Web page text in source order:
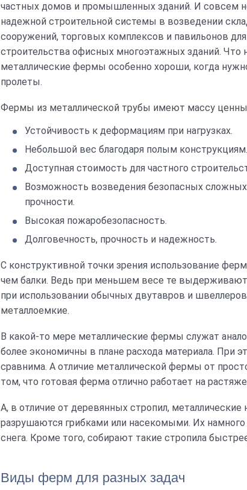
частных домов и промышленных зданий. И совсем
надежной строительной системы в возведении
сооружений, торговых комплексов и павильонов
строительства офисных многоэтажных зданий. Что
металлические фермы особенно хороши, когда
пролеты.
Фермы из металлической трубы имеют массу
Устойчивость к деформациям при нагрузках.
Небольшой вес благодаря полым конструкциям.
Доступная стоимость для частного
Возможность возведения безопасных
прочности.
Высокая пожаробезопасность.
Долговечность, прочность и надежность.
С конструктивной точки зрения использование
чем балки. Ведь при меньшем весе те выдерживают
при использовании обычных двутавров и
металлоемкие.
В какой-то мере металлические фермы служат
более экономичны в плане расхода материала. При
сравнима. А отличие металлической фермы от
том, что готовая ферма отлично работает на
А, в отличие от деревянных стропил,
разрушаются грибками или насекомыми. Их
снега. Кроме того, собирают такие стропила
Виды ферм для разных задач